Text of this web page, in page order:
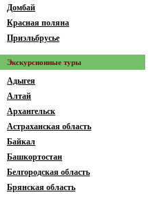
Домбай
Красная поляна
Приэльбрусье
Экскурсионные туры
Адыгея
Алтай
Архангельск
Астраханская область
Байкал
Башкортостан
Белгородская область
Брянская область